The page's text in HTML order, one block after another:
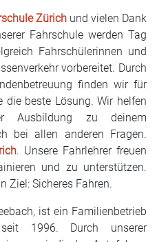
Zürich und vielen Dank
Fahrschule werden Tag
Fahrschülerinnen und
vorbereitet. Durch
finden wir für
die beste Lösung. Wir helfen
Ausbildung zu deinem
bei allen anderen Fragen.
. Unsere Fahrlehrer freuen
und zu unterstützen.
Ziel: Sicheres Fahren.
ist ein Familienbetrieb
1996. Durch unserer